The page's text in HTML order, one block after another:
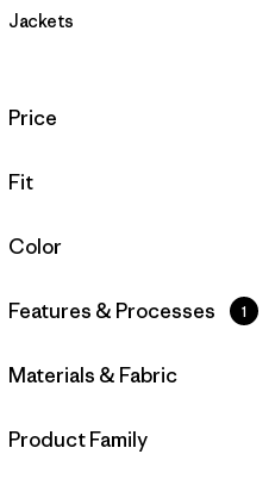
Jackets
Filtrar por
Price
Filtrar por
Fit
Filtrar por
Color
Filtrar por
Features & Processes 1
Filtrar por
Materials & Fabric
Filtrar por
Product Family